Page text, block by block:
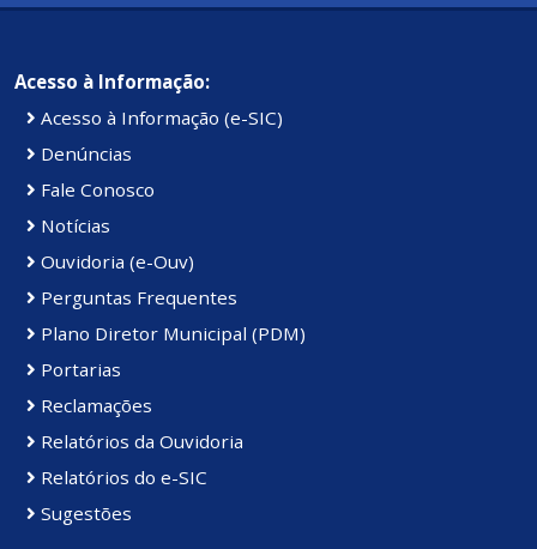
Acesso à Informação:
Acesso à Informação (e-SIC)
Denúncias
Fale Conosco
Notícias
Ouvidoria (e-Ouv)
Perguntas Frequentes
Plano Diretor Municipal (PDM)
Portarias
Reclamações
Relatórios da Ouvidoria
Relatórios do e-SIC
Sugestões